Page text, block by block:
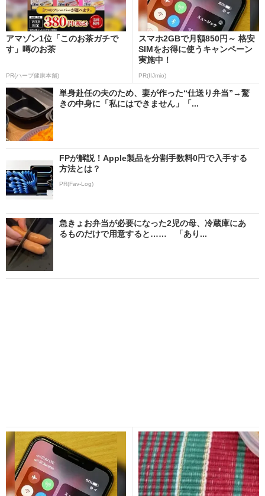
アマゾン1位「このお茶ガチで
す」噂のお茶
PR(ハーブ健康本舗)
スマホ2GBで月額850円～ 格安
SIMをお得に使うキャンペーン
実施中！
PR(IIJmio)
単身赴任の夫のため、妻が作った“仕送り弁当”→驚
きの中身に「私にはできません」「...
FPが解説！Apple製品を分割手数料0円で入手する
方法とは？
PR(Fav-Log)
急きょお弁当が必要になった2児の母、冷蔵庫にあ
るものだけで用意すると…… 「あり...